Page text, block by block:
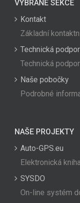
VYBRANÉ SEKCE
Kontakt
Základní
Technická
Technická
Naše pobočky
Podrobné
NAŠE PROJEKTY
Auto-GPS.eu
Elektronická
SYSDO
On-line systém